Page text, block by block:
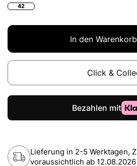
42
In den Warenkorb
Click &
Lieferung in 2-5 Werktagen,
voraussichtlich ab 12.08.2026